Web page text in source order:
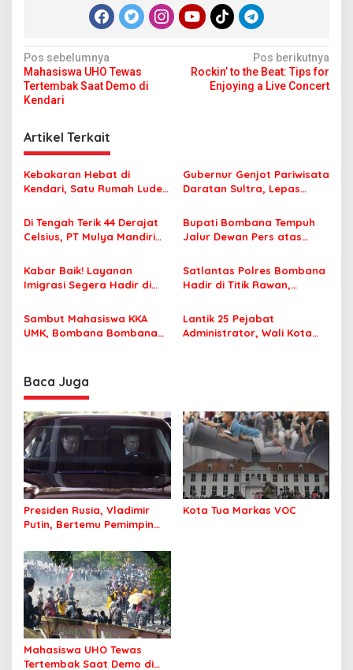
N
a
v
i
g
a
s
i
p
s
Pos sebelumnya
Mahasiswa UHO Tewas
Tertembak Saat Demo di
Kendari
Pos berikutnya
Rockin’ to the Beat: Tips for
Enjoying a Live Concert
Artikel Terkait
Kebakaran Hebat di
Kendari, Satu Rumah Ludes
Gubernur Genjot Pariwisata
Daratan Sultra, Lepas
Tiga Kabupaten Unggulan
Di Tengah Terik 44 Derajat
Celsius, PT Mulya Mandiri
Jamaah Tetap Sehat dan
Nyaman Beribadah
Bupati Bombana Tempuh
Jalur Dewan Pers atas
Korupsi Jembatan Cirauci II
Kabar Baik! Layanan
Imigrasi Segera Hadir di
Perlu Lagi ke Kendari
Satlantas Polres Bombana
Hadir di Titik Rawan,
Sekolah dengan Aman
Sambut Mahasiswa KKA
UMK, Bombana Bombana
Lantik 25 Pejabat
Administrator, Wali Kota
Baca Juga
Presiden Rusia, Vladimir
Putin, Bertemu Pemimpin
Kota Tua Markas VOC
Mahasiswa UHO Tewas
Tertembak Saat Demo di